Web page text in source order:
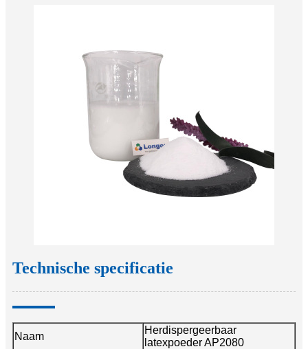
Technische specificatie
Naam
Herdispergeerbaar
latexpoeder AP2080